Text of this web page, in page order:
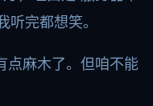
听完都想笑。
点麻木了。但咱不能